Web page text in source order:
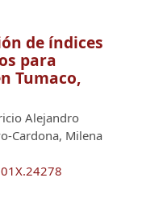
de índices
para
Tumaco,
Alejandro
Cardona, Milena